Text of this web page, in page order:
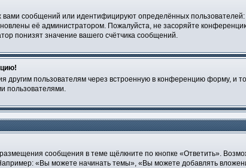
сообщений или идентифицируют определённых
её администратором. Пожалуйста, не засоряйте
понизят значение вашего счётчика сообщений.
другим пользователям через встроенную в конференцию форму, и
пользователями.
сообщения в теме щёлкните по кнопке «Ответить».
«Вы можете начинать темы», «Вы можете добавлять